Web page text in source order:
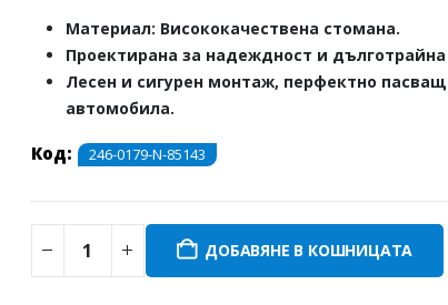
Материал: Висококачествена стомана.
Проектирана за надеждност и дълготрайна
Лесен и сигурен монтаж, перфектно
автомобила.
Код: 246-0179-N-85143
ДОБАВЯНЕ В КОШНИЦАТА